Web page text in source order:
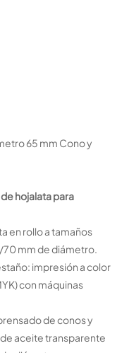
65 mm Cono y
hojalata para
en rollo a tamaños
mm de diámetro.
impresión a color
con máquinas
de conos y
aceite transparente